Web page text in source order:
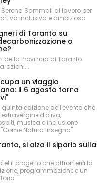
Sammali al lavoro per
inclusiva e ambiziosa
di Taranto su
o
della Provincia di Taranto
un viaggio
il 6 agosto torna
edizione dell'evento che
d'oliva,
musica e inclusione
Natura Insegna"
si alza il sipario sulla
il progetto che affronterà la
programmazione e un